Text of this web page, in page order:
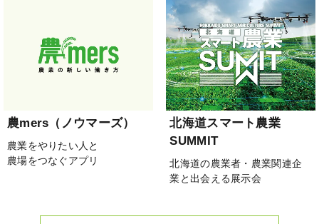
農mers（ノウマーズ）
農業をやりたい人と
農場をつなぐアプリ
北海道スマート農業
SUMMIT
北海道の農業者・農業関連企
業と出会える展示会